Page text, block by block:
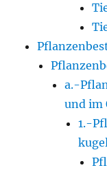
a.-
und im
1.-